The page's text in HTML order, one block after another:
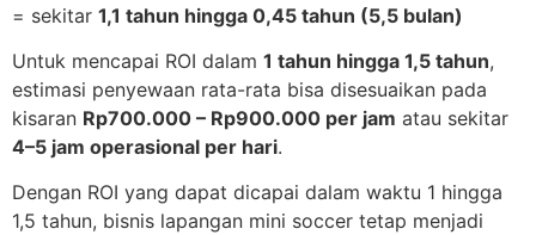
= sekitar 1,1 tahun hingga 0,45 tahun (5,5 bulan)
Untuk mencapai ROI dalam 1 tahun hingga 1,5 tahun,
estimasi penyewaan rata-rata bisa disesuaikan pada
kisaran Rp700.000 – Rp900.000 per jam atau sekitar
4–5 jam operasional per hari.
Dengan ROI yang dapat dicapai dalam waktu 1 hingga
1,5 tahun, bisnis lapangan mini soccer tetap menjadi